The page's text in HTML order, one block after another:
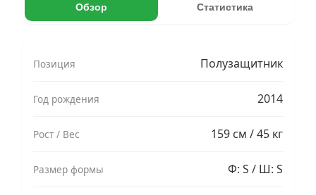
Обзор Статистика
Позиция Полузащитник
Год рождения 2014
Рост / Вес 159 см / 45 кг
Размер формы Ф: S / Ш: S